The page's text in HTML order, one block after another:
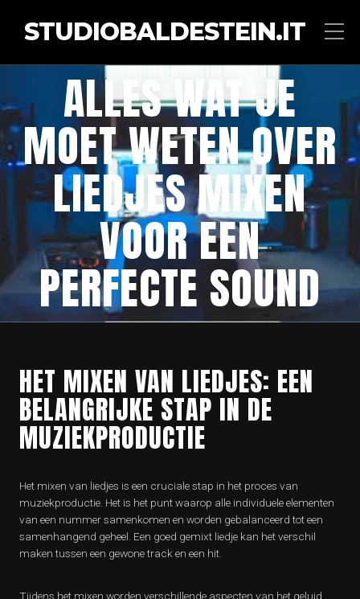
STUDIOBALDESTEIN.IT
ALLES WAT JE
MOET WETEN OVER
LIEDJES MIXEN
VOOR EEN
PERFECTE SOUND
HET MIXEN VAN LIEDJES: EEN
BELANGRIJKE STAP IN DE
MUZIEKPRODUCTIE
Het mixen van liedjes is een cruciale stap in het proces van
muziekproductie. Het is het punt waarop alle individuele elementen
van een nummer samenkomen en worden gebalanceerd tot een
samenhangend geheel. Een goed gemixt liedje kan het verschil
maken tussen een gewone track en een hit.
Tijdens het mixen worden verschillende aspecten van het geluid